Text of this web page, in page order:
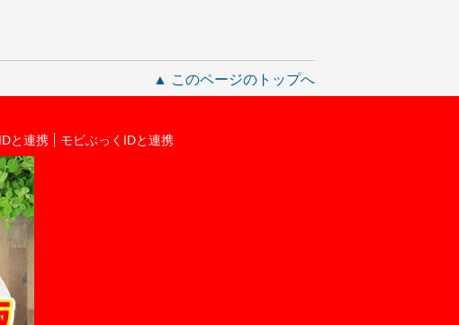
▲ このページのトップへ
と連携 モビぶっくIDと連携